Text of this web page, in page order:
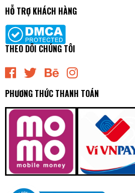
HỖ TRỢ KHÁCH HÀNG
THEO DÕI CHÚNG TÔI
PHƯƠNG THỨC THANH TOÁN